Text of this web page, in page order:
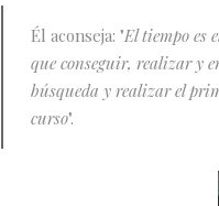
Él aconseja: "El tiempo es
que conseguir, realizar y
búsqueda y realizar el
curso".